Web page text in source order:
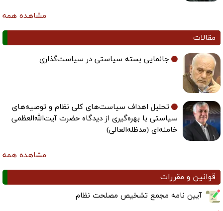
مشاهده همه
مقالات
جانمایی بسته سیاستی در سیاست‌گذاری
تحلیل اهداف سیاست‌های کلی نظام و توصیه‌های
سیاستی با بهره‌گیری از دیدگاه حضرت آیت‌الله‌العظمی
خامنه‌ای (مدظله‌العالی)
مشاهده همه
قوانین و مقررات
آیین نامه مجمع تشخیص مصلحت نظام